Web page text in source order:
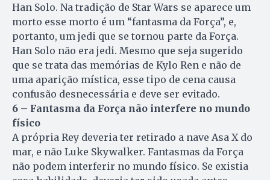
Han Solo. Na tradição de Star Wars se aparece um
morto esse morto é um “fantasma da Força”, e,
portanto, um jedi que se tornou parte da Força.
Han Solo não era jedi. Mesmo que seja sugerido
que se trata das memórias de Kylo Ren e não de
uma aparição mística, esse tipo de cena causa
confusão desnecessária e deve ser evitado.
6 – Fantasma da Força não interfere no mundo
físico
A própria Rey deveria ter retirado a nave Asa X do
mar, e não Luke Skywalker. Fantasmas da Força
não podem interferir no mundo físico. Se existia